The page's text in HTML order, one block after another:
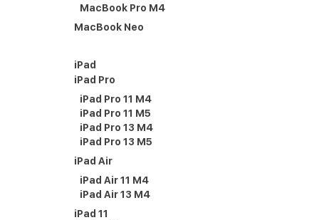
MacBook Pro M4
MacBook Neo
iPad
iPad Pro
iPad Pro 11 M4
iPad Pro 11 M5
iPad Pro 13 M4
iPad Pro 13 M5
iPad Air
iPad Air 11 M4
iPad Air 13 M4
iPad 11